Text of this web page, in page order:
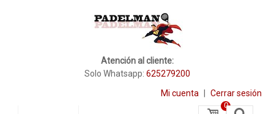
Atención al cliente:
Solo Whatsapp: 625279200
Mi cuenta Cerrar sesión
0